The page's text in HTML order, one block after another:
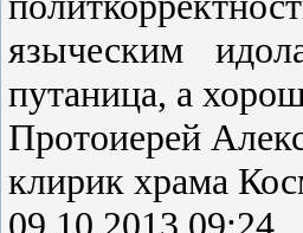
языческим
путаница, а
Протоиерей
клирик храма
09.10.2013 09:24